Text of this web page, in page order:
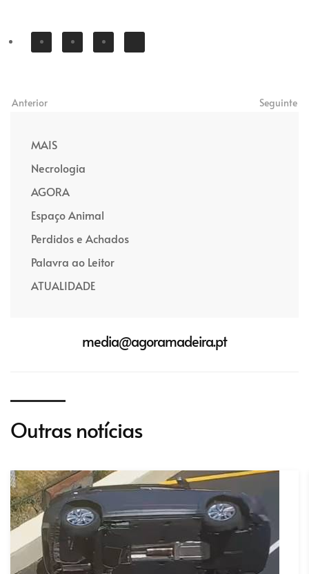
Anterior Seguinte
MAIS
Necrologia
AGORA
Espaço Animal
Perdidos e Achados
Palavra ao Leitor
ATUALIDADE
media@agoramadeira.pt
Outras notícias